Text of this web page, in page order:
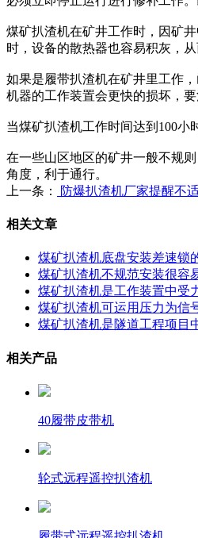
煤矿扒渣机在矿井工作时，因矿
时，设备的散热器也容易积灰，
如果是履带扒渣机在矿井里工作
机器的工作装置会更快的损坏，
当煤矿扒渣机工作时间达到100小
在一些山区地区的矿井一般不规
角度，利于通行。
上一条：
防爆扒渣机厂家提醒不
相关文章
煤矿扒渣机底盘安装差速锁
煤矿扒渣机不规范安装很容
煤矿扒渣机是工作装置中受
煤矿扒渣机可运用压力为信
煤矿扒渣机是隧道工程项目
相关产品
40履带皮带机
轮式远程遥控扒渣机